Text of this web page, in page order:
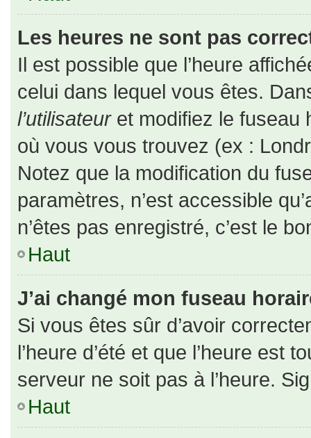
Les heures ne sont pas
Il est possible que l’heure
celui dans lequel vous êtes.
l’utilisateuret modifiez le fuseau
où vous vous trouvez (ex :
Notez que la modification du
paramètres, n’est accessible
n’êtes pas enregistré, c’est le
Haut
J’ai changé mon fuseau
Si vous êtes sûr d’avoir
l’heure d’été et que l’heure est
serveur ne soit pas à l’heure.
Haut